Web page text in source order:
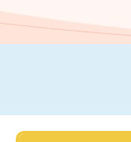
文